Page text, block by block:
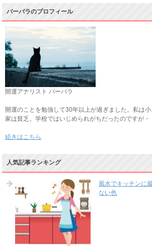
バーバラのプロフィール
開運アナリスト バーバラ
開運のことを勉強して30年以上が過ぎました。私は小
家は貧乏。学校ではいじめられがちだったのですが・
続きはこちら
人気記事ランキング
風水でキッチンに
ない色